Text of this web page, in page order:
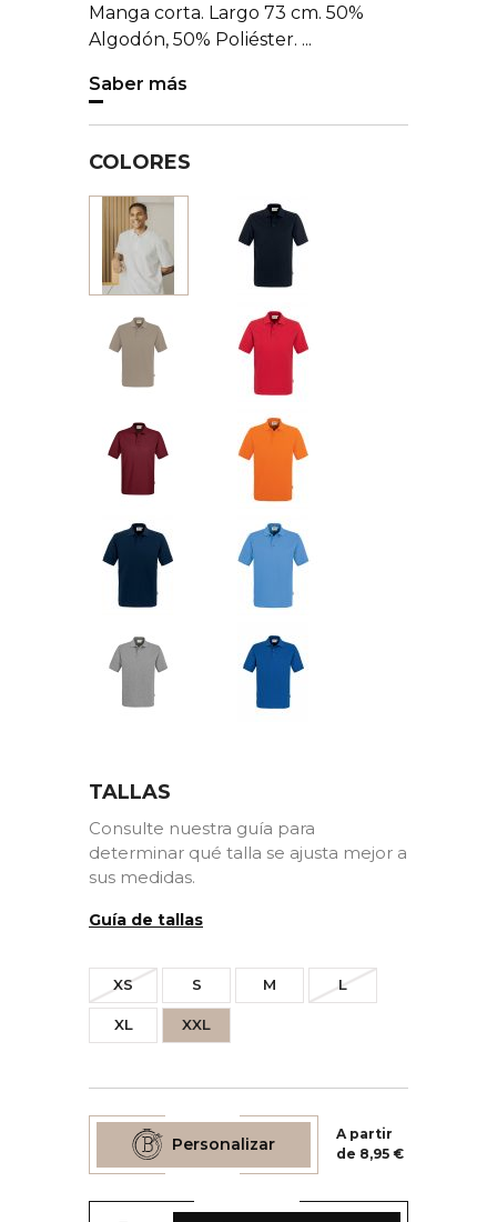
Manga corta. Largo 73 cm. 50%
Algodón, 50% Poliéster. ...
Saber más
COLORES
TALLAS
Consulte nuestra guía para
determinar qué talla se ajusta mejor a
sus medidas.
Guía de tallas
XS S M L
XL XXL
Personalizar
A partir
de 8,95 €